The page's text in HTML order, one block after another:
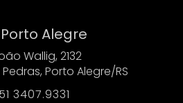
Alegre
Wallig, 2132
Porto Alegre/RS
51 3407.9331